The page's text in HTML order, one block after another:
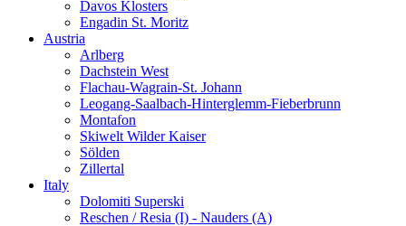
Davos Klosters
Engadin St. Moritz
Austria
Arlberg
Dachstein West
Flachau-Wagrain-St. Johann
Leogang-Saalbach-Hinterglemm-Fieberbrunn
Montafon
Skiwelt Wilder Kaiser
Sölden
Zillertal
Italy
Dolomiti Superski
Reschen / Resia (I) - Nauders (A)